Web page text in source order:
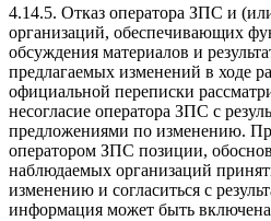
4.14.5. Отказ оператора ЗПС и
организаций, обеспечивающих
обсуждения материалов и
предлагаемых изменений в ходе
официальной переписки
несогласие оператора ЗПС с
предложениями по изменению.
оператором ЗПС позиции,
наблюдаемых организаций
изменению и согласиться с
информация может быть